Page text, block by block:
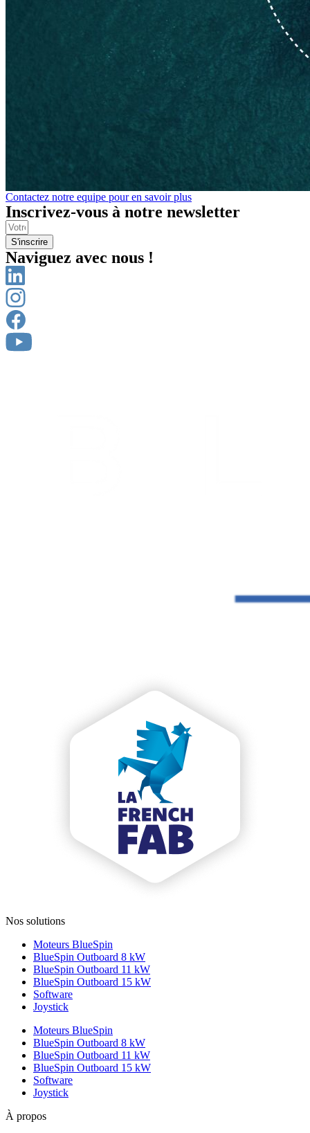
Contactez notre equipe pour en savoir plus
Inscrivez-vous à notre newsletter
S'inscrire
Naviguez avec nous !
Nos solutions
Moteurs BlueSpin
BlueSpin Outboard 8 kW
BlueSpin Outboard 11 kW
BlueSpin Outboard 15 kW
Software
Joystick
Moteurs BlueSpin
BlueSpin Outboard 8 kW
BlueSpin Outboard 11 kW
BlueSpin Outboard 15 kW
Software
Joystick
À propos